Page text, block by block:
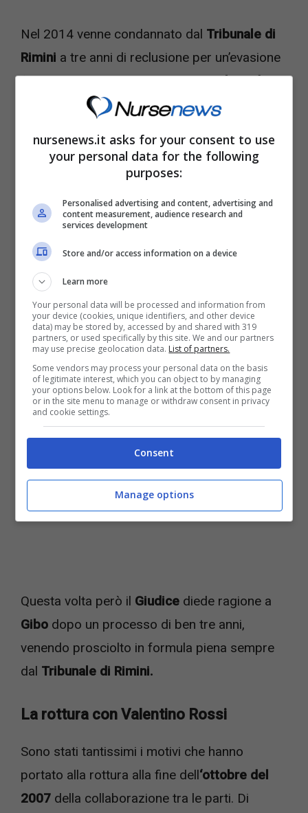
Nel 2014 venne condannato dal Tribunale di
Rimini a tre anni di reclusione per un’evasione
fiscale che ammontava a ben10 milioni di
Nemmeno il ricorso lo salvò per i suoi
2006, il periodo preso in considerazione dalla
Le vicissitudini però non finirono di certo lì
infatti nel 2019.
la notizia dove venne denunciato da una sua
amica per minacce in seguito all’utilizzo di una
pistola. Secondo la ragazza al termine di una
discussione,Badioliavrebbe estratto un
revolver senza sparare, ma provocando
terrore nella ragazza.
Questa volta però il Giudice diede ragione a
Gibo dopo un processo di ben tre anni,
venendo prosciolto in formula piena sempre
dal Tribunale di Rimini.
La rottura con Valentino Rossi
Sono stati tantissimi i motivi che hanno
portato alla rottura alla fine dell‘ottobre del
2007 della collaborazione tra le parti. Di
nursenews.it asks for your consent to use
your personal data for the following
purposes:
Personalised advertising and content, advertising and
content measurement, audience research and
services development
Store and/or access information on a device
Learn more
Your personal data will be processed and information from
your device (cookies, unique identifiers, and other device
data) may be stored by, accessed by and shared with 319
partners, or used specifically by this site. We and our partners
may use precise geolocation data. List of partners.
Some vendors may process your personal data on the basis
of legitimate interest, which you can object to by managing
your options below. Look for a link at the bottom of this page
or in the site menu to manage or withdraw consent in privacy
and cookie settings.
Consent
Manage options